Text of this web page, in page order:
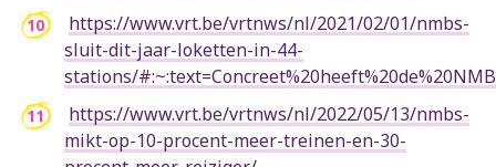
https://www.vrt.be/vrtnws/nl/2021/02/01/nmbs-
sluit-dit-jaar-loketten-in-44-
stations/
https://www.vrt.be/vrtnws/nl/2022/05/13/nmbs-
mikt-op-10-procent-meer-treinen-en-30-